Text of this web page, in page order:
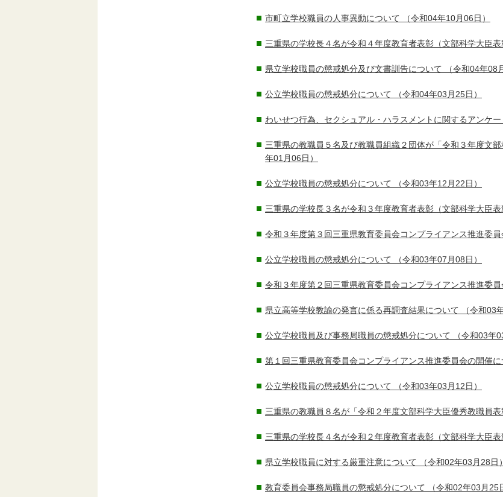
市町立学校職員の人事異動について （令和04年10月06日）
三重県の学校長４名が令和４年度教育者表彰（文部科学大臣
県立学校職員の懲戒処分及び文書訓告について （令和04年08
公立学校職員の懲戒処分について （令和04年03月25日）
わいせつ行為、セクシュアル・ハラスメントに関するアンケ
三重県の教職員５名及び教職員組織２団体が「令和３年度文
年01月06日）
公立学校職員の懲戒処分について （令和03年12月22日）
三重県の学校長３名が令和３年度教育者表彰（文部科学大臣
令和３年度第３回三重県教育委員会コンプライアンス推進委
公立学校職員の懲戒処分について （令和03年07月08日）
令和３年度第２回三重県教育委員会コンプライアンス推進委
県立高等学校教諭の発言に係る再調査結果について （令和03
公立学校職員及び事務局職員の懲戒処分について （令和03年
第１回三重県教育委員会コンプライアンス推進委員会の開催に
公立学校職員の懲戒処分について （令和03年03月12日）
三重県の教職員８名が「令和２年度文部科学大臣優秀教職員
三重県の学校長４名が令和２年度教育者表彰（文部科学大臣
県立学校職員に対する厳重注意について （令和02年03月28日）
教育委員会事務局職員の懲戒処分について （令和02年03月25